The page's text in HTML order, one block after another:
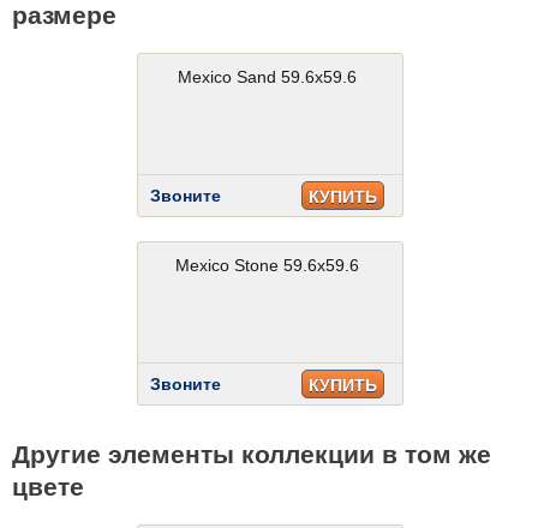
размере
Mexico Sand 59.6x59.6
Звоните КУПИТЬ
Mexico Stone 59.6x59.6
Звоните КУПИТЬ
Другие элементы коллекции в том же
цвете